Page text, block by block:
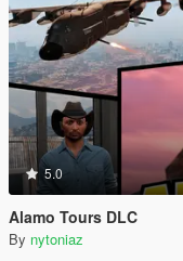
5.0
Alamo Tours DLC
By nytoniaz